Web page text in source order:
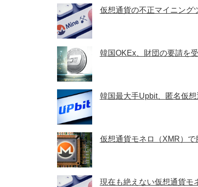
仮想通貨の不正マイニング
韓国OKEx、財団の要請を
韓国最大手Upbit、匿名仮
仮想通貨モネロ（XMR）
現在も絶えない仮想通貨モ